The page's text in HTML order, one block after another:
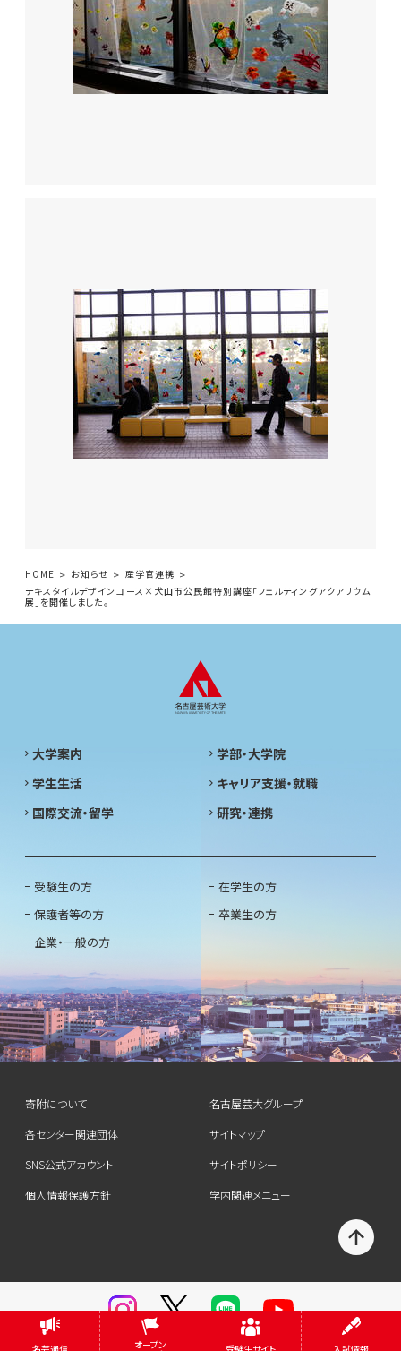
HOME お知らせ
産学官連携
テキスタイルデザインコース×犬山市公民館特別講座「フェルティングアクアリウム
展」を開催しました。
大学案内
学部・大学院
学生生活
キャリア支援・就職
国際交流・留学
研究・連携
受験生の方
在学生の方
保護者等の方
卒業生の方
企業・一般の方
寄附について
名古屋芸大グループ
各センター関連団体
サイトマップ
SNS公式アカウント
サイトポリシー
個人情報保護方針
学内関連メニュー
O
オープン